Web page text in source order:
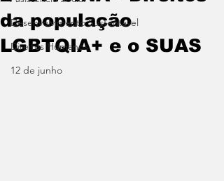
Desenvolvimento Sustentável
Direitos Humanos
12 de junho
da população
LGBTQIA+ e o SUAS